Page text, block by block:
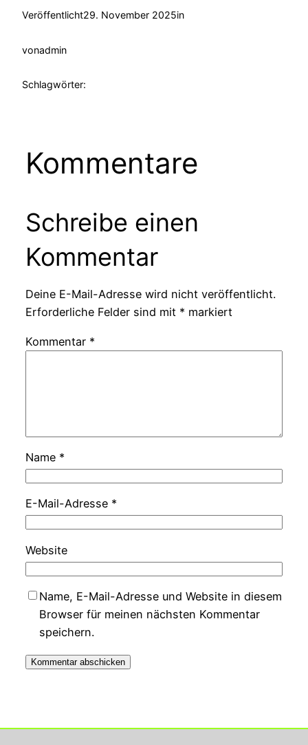
Veröffentlicht29. November 2025in
vonadmin
Schlagwörter:
Kommentare
Schreibe einen
Kommentar
Deine E-Mail-Adresse wird nicht veröffentlicht.
Erforderliche Felder sind mit * markiert
Kommentar *
Name *
E-Mail-Adresse *
Website
Name, E-Mail-Adresse und Website in diesem
Browser für meinen nächsten Kommentar
speichern.